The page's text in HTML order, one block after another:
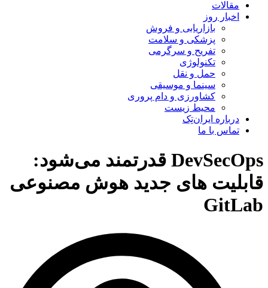
مقالات
اخبار روز
بازاریابی و فروش
پزشکی و سلامت
تفریح و سرگرمی
تکنولوژی
حمل و نقل
سینما و موسیقی
کشاورزی و دام پروری
محیط زیست
درباره ایران‌تِک
تماس با ما
DevSecOps قدرتمند می‌شود:
قابلیت های جدید هوش مصنوعی
GitLab